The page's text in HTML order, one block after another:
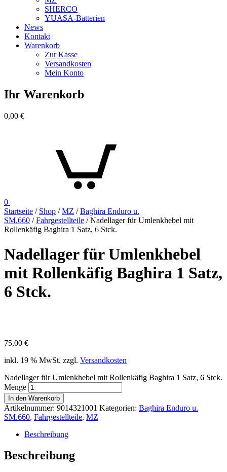
SHERCO
YUASA-Batterien
News
Kontakt
Warenkorb
Zur Kasse
Versandkosten
Mein Konto
Ihr Warenkorb
0,00 €
0
Startseite / Shop /MZ /Baghira Enduro u.
SM.660 /Fahrgestellteile / Nadellager für Umlenkhebel mit
Rollenkäfig Baghira 1 Satz, 6 Stck.
Nadellager für Umlenkhebel
mit Rollenkäfig Baghira 1 Satz,
6 Stck.
75,00 €
inkl. 19 % MwSt. zzgl. Versandkosten
Nadellager für Umlenkhebel mit Rollenkäfig Baghira 1 Satz, 6 Stck.
Menge
In den Warenkorb
Artikelnummer: 9014321001 Kategorien: Baghira Enduro u.
SM.660, Fahrgestellteile, MZ
Beschreibung
Beschreibung